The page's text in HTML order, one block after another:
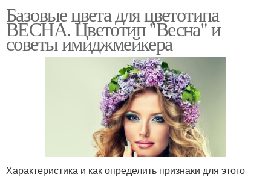
Базовые цвета для цветотипа
ВЕСНА. Цветотип "Весна" и
советы имиджмейкера
Характеристика и как определить признаки для этого